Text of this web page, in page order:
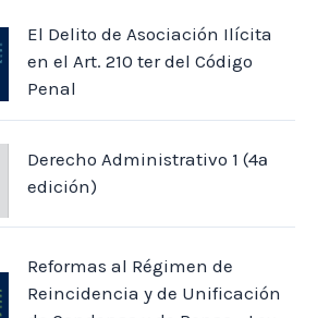
El Delito de Asociación Ilícita
en el Art. 210 ter del Código
Penal
Derecho Administrativo 1 (4ª
edición)
Reformas al Régimen de
Reincidencia y de Unificación